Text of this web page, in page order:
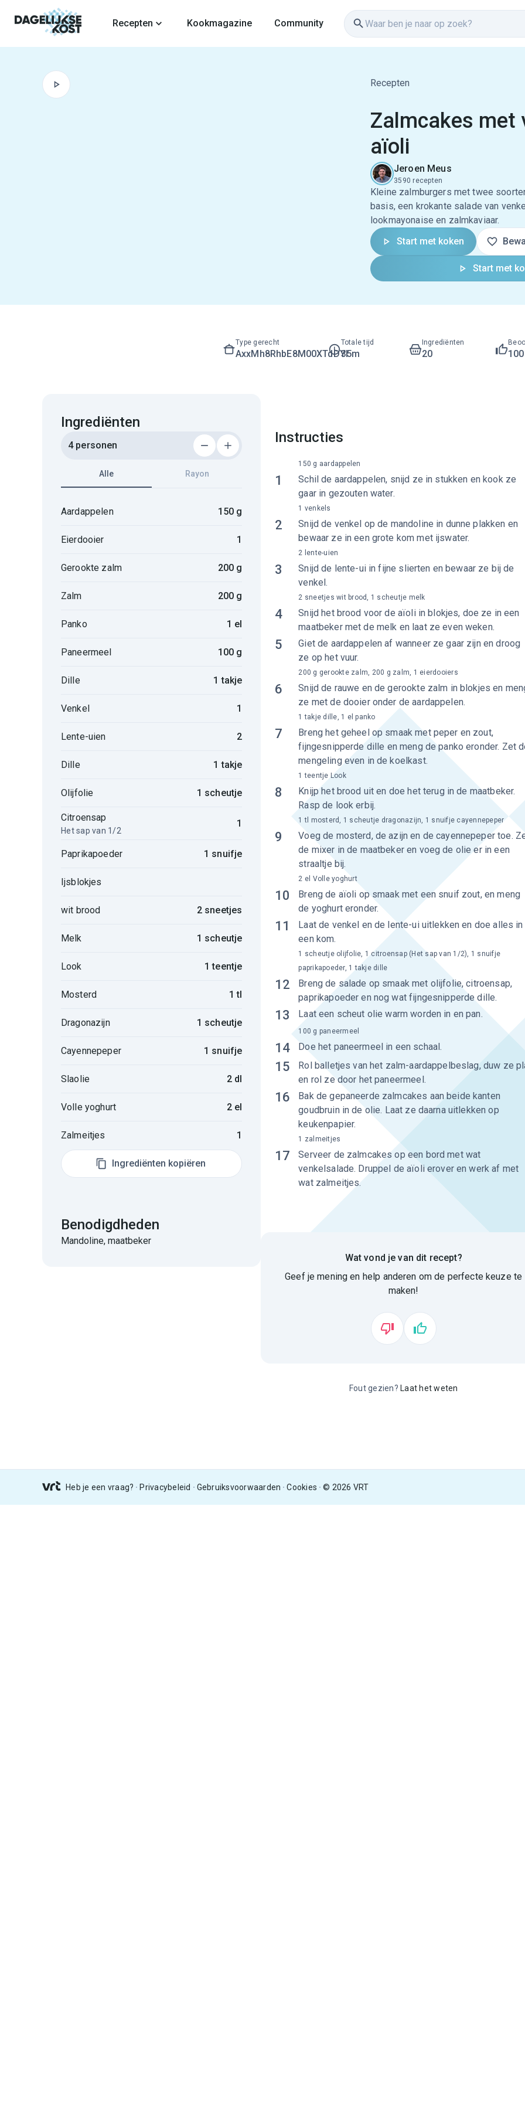
Recepten
Kookmagazine Community
Recepten
Zalmcakes met
aïoli
Jeroen Meus
3590 recepten
Kleine zalmburgers met twee
basis, een krokante salade van
lookmayonaise en zalmkaviaar.
Start met koken
Start met
Type gerecht
AxxMh8RhbE8M00XTdDYI
Totale tijd
35m
Ingrediënten
20
Ingrediënten
4 personen
Alle Rayon
Aardappelen 150 g
Eierdooier 1
Gerookte zalm 200 g
Zalm 200 g
Panko 1 el
Paneermeel 100 g
Dille 1 takje
Venkel 1
Lente-uien 2
Dille 1 takje
Olijfolie 1 scheutje
Citroensap
Het sap van 1/2
1
Paprikapoeder 1 snuifje
Ijsblokjes
wit brood 2 sneetjes
Melk 1 scheutje
Look 1 teentje
Mosterd 1 tl
Dragonazijn 1 scheutje
Cayennepeper 1 snuifje
Slaolie 2 dl
Volle yoghurt 2 el
Zalmeitjes 1
Ingrediënten kopiëren
Benodigdheden
Mandoline, maatbeker
Instructies
1
Schil de aardappelen, snijd ze in stukken en kook ze
gaar in gezouten water.
150 g aardappelen
2
Snijd de venkel op de mandoline in dunne plakken en
bewaar ze in een grote kom met ijswater.
1 venkels
3
Snijd de lente-ui in fijne slierten en bewaar ze bij de
venkel.
2 lente-uien
4
Snijd het brood voor de aïoli in blokjes, doe ze in een
maatbeker met de melk en laat ze even weken.
2 sneetjes wit brood, 1 scheutje melk
5
Giet de aardappelen af wanneer ze gaar zijn en droog
ze op het vuur.
6
Snijd de rauwe en de gerookte zalm in blokjes en
ze met de dooier onder de aardappelen.
200 g gerookte zalm, 200 g zalm, 1 eierdooiers
7
Breng het geheel op smaak met peper en zout,
fijngesnipperde dille en meng de panko eronder. Zet
mengeling even in de koelkast.
1 takje dille, 1 el panko
8
Knijp het brood uit en doe het terug in de maatbeker.
Rasp de look erbij.
1 teentje Look
9
Voeg de mosterd, de azijn en de cayennepeper toe.
de mixer in de maatbeker en voeg de olie er in een
straaltje bij.
1 tl mosterd, 1 scheutje dragonazijn, 1 snuifje cayennepeper
10
Breng de aïoli op smaak met een snuif zout, en meng
de yoghurt eronder.
2 el Volle yoghurt
11
Laat de venkel en de lente-ui uitlekken en doe alles in
een kom.
12
Breng de salade op smaak met olijfolie, citroensap,
paprikapoeder en nog wat fijngesnipperde dille.
1 scheutje olijfolie, 1 citroensap (Het sap van 1/2), 1 snuifje
paprikapoeder, 1 takje dille
13 Laat een scheut olie warm worden in en pan.
14 Doe het paneermeel in een schaal.
100 g paneermeel
15
Rol balletjes van het zalm-aardappelbeslag, duw ze
en rol ze door het paneermeel.
16
Bak de gepaneerde zalmcakes aan beide kanten
goudbruin in de olie. Laat ze daarna uitlekken op
keukenpapier.
17
Serveer de zalmcakes op een bord met wat
venkelsalade. Druppel de aïoli erover en werk af met
wat zalmeitjes.
1 zalmeitjes
Wat vond je van dit recept?
Geef je mening en help anderen om de perfecte keuze te
maken!
Fout gezien? Laat het weten
Heb je een vraag? Privacybeleid Gebruiksvoorwaarden Cookies © 2026 VRT